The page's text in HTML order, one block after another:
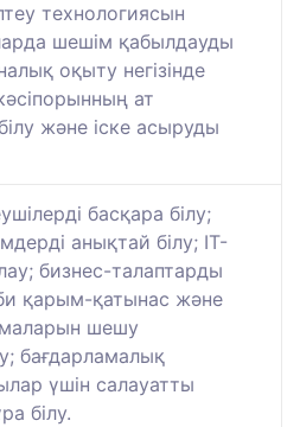
технологиясын
шешім қабылдауды
оқыту негізінде
ат
және іске асыруды
басқара білу;
анықтай білу; IT-
бизнес-талаптарды
қарым-қатынас және
шешу
бағдарламалық
үшін салауатты
білу.